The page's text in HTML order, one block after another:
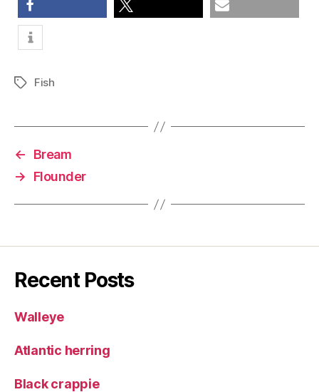
share
TagsFish
←
Bream
→
Flounder
Recent Posts
Walleye
Atlantic herring
Black crappie